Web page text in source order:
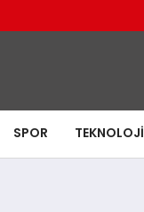
SPOR TEKNOLOJI